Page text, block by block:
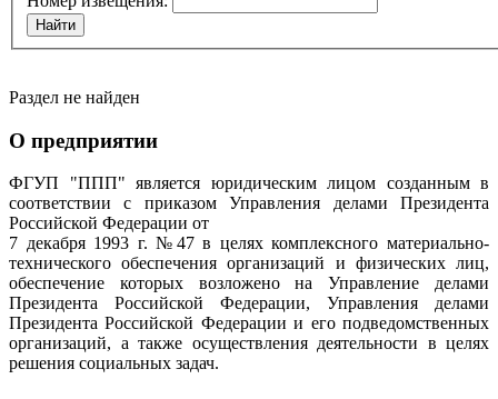
Раздел не найден
О предприятии
ФГУП "ППП" является юридическим лицом созданным в
соответствии с приказом Управления делами Президента
Российской Федерации от
7 декабря 1993 г. №47 в целях комплексного материально-
технического обеспечения организаций и физических лиц,
обеспечение которых возложено на Управление делами
Президента Российской Федерации, Управления делами
Президента Российской Федерации и его подведомственных
организаций, а также осуществления деятельности в целях
решения социальных задач.